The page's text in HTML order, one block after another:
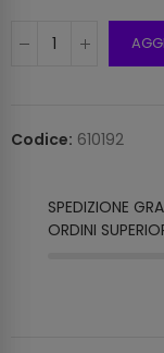
Codice: 610192
SPEDIZIONE
ORDINI